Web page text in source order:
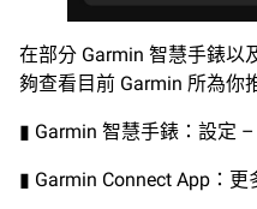
在部分 Garmin 智慧手錶以
夠查看目前 Garmin 所為你
▮ Garmin 智慧手錶：設定
▮ Garmin Connect App：